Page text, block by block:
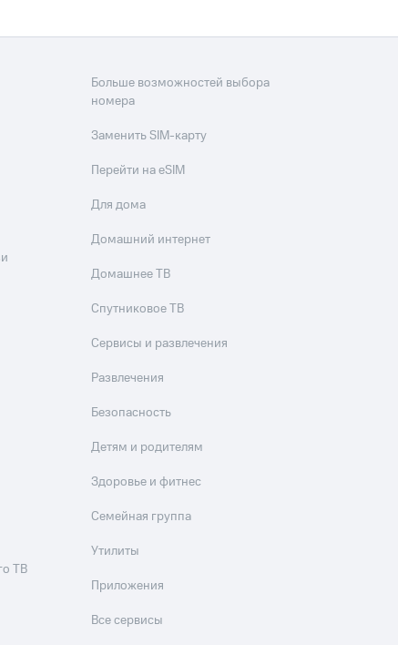
ТВ
Больше возможностей выбора
номера
Заменить SIM-карту
Перейти на eSIM
Для дома
Домашний интернет
Домашнее ТВ
Спутниковое ТВ
Сервисы и развлечения
Развлечения
Безопасность
Детям и родителям
Здоровье и фитнес
Семейная группа
Утилиты
Приложения
Все сервисы